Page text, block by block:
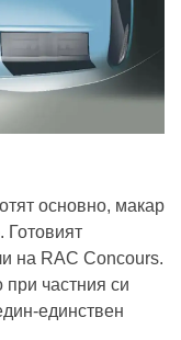
основно, макар
Готовият
на RAC Concours.
частния си
единствен